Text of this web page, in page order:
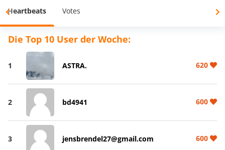
Heartbeats Votes
Die Top 10 User der Woche:
1 ASTRA. 620
2 bd4941 600
3 jensbrendel27@gmail.com 600